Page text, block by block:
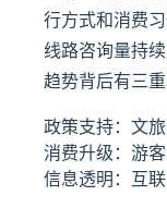
行方式和消费
线路咨询量持
趋势背后有三重
政策支持：文
消费升级：游
信息透明：互